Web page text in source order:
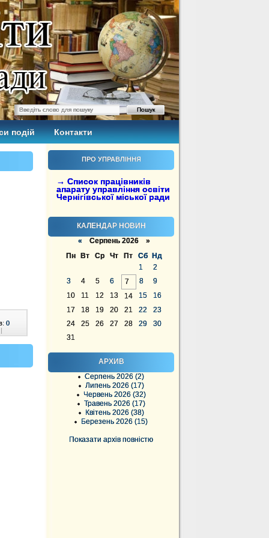
подій Контакти
ПРО УПРАВЛІННЯ
→ Список працівників
апарату управління освіти
Чернігівської міської ради
КАЛЕНДАР НОВИН
« Серпень 2026 »
Пн
Вт Ср Чт Пт Сб
Нд
1
2
3
4 5 6 7 8
9
10
11 12 13 14 15
16
17
18 19 20 21 22
23
24
25 26 27 28 29
30
31
АРХИВ
Серпень 2026 (2)
Липень 2026 (17)
Червень 2026 (32)
Травень 2026 (17)
Квітень 2026 (38)
Березень 2026 (15)
Показати архів повністю
0
|